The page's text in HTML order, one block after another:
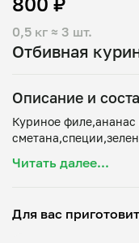
Отбивная
0,5 кг ≈ 3 шт.
Описание и
Куриное
Читать далее...
Для вас приготовит